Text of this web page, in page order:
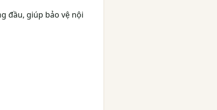
đầu, giúp bảo vệ nội